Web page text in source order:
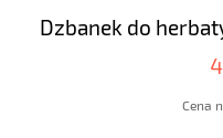
Dzbanek do
Cena